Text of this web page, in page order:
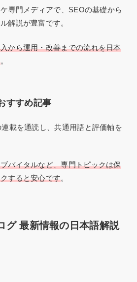
専門メディアで、SEOの基礎から
解説が豊富です。
から運用・改善までの流れを日本
。
すすめ記事
載を通読し、共通用語と評価軸を
バイタルなど、専門トピックは保
すると安心です。
グ 最新情報の日本語解説